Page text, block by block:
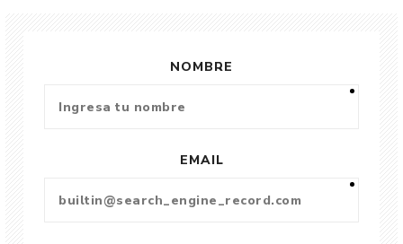
NOMBRE
EMAIL